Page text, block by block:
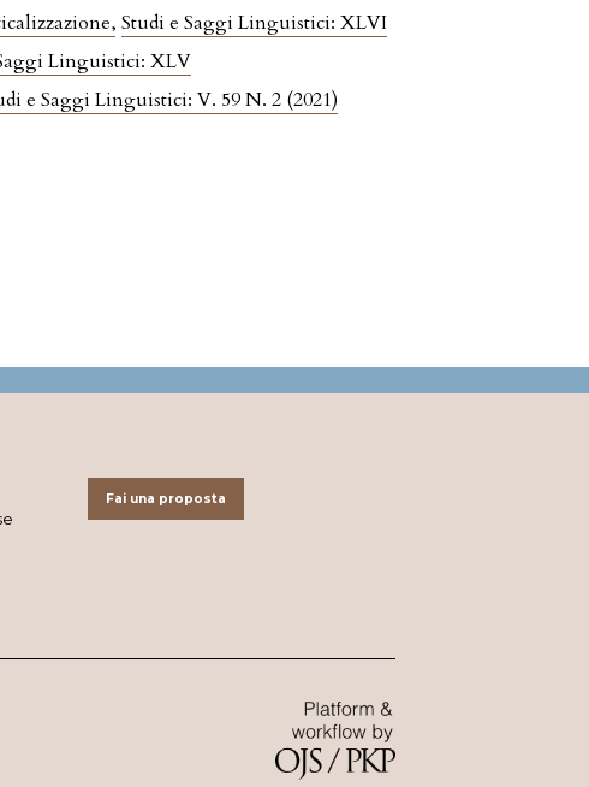
,Studi e Saggi Linguistici: XLVI
Linguistici: XLV
e Saggi Linguistici: V. 59 N. 2 (2021)
Fai una proposta